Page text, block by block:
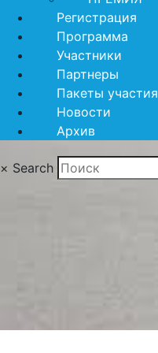
Регистрация
Программа
Участники
Партнеры
Пакеты участия
Новости
Архив
× Search